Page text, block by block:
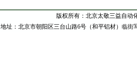
版权所有：北京太敬三益自
地址：北京市朝阳区三台山路6号（和平铝材）临街